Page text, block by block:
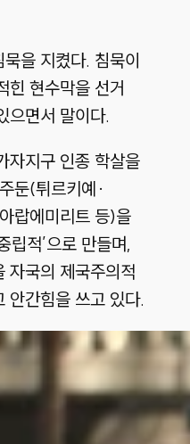
을 지켰다. 침묵이
힌 현수막을 선거
으면서 말이다.
자지구 인종 학살을
둔(튀르키예·
랍에미리트 등)을
립적’으로 만들며,
자국의 제국주의적
안간힘을 쓰고 있다.